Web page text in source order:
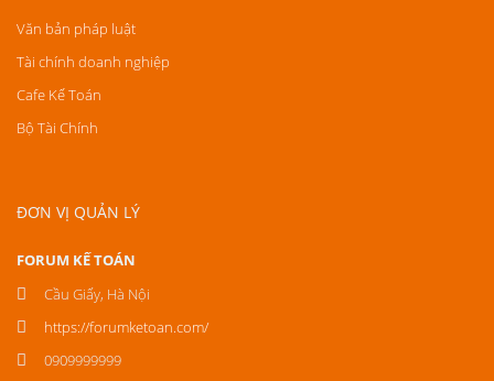
Văn bản pháp luật
Tài chính doanh nghiệp
Cafe Kế Toán
Bộ Tài Chính
ĐƠN VỊ QUẢN LÝ
FORUM KẾ TOÁN
Cầu Giấy, Hà Nội
https://forumketoan.com/
0909999999